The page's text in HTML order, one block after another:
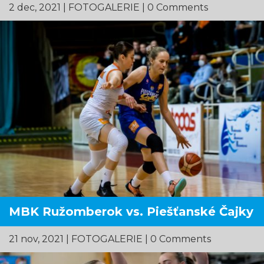
2 dec, 2021 FOTOGALERIE | 0 Comments
MBK Ružomberok vs. Piešťanské Čajky
21 nov, 2021 FOTOGALERIE | 0 Comments